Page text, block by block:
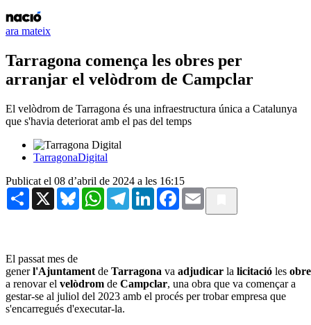
ara mateix
Tarragona comença les obres per
arranjar el velòdrom de Campclar
El velòdrom de Tarragona és una infraestructura única a Catalunya
que s'havia deteriorat amb el pas del temps
TarragonaDigital
Publicat el 08 d’abril de 2024 a les 16:15
Share X BlueskyWhatsAppTelegramLinkedInFacebook
Email
El passat mes de
generl'Ajuntament de Tarragona va adjudicar la licitació les
a renovar el velòdrom de Campclar, una obra que va començar a
gestar-se al juliol del 2023 amb el procés per trobar empresa que
s'encarregués d'executar-la.